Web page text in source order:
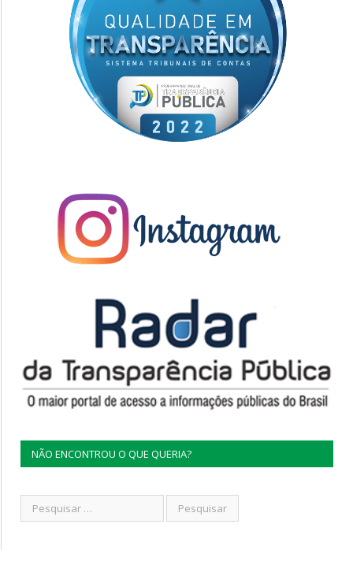
NÃO ENCONTROU O QUE QUERIA?